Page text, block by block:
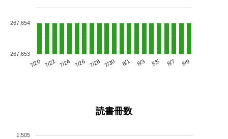
7/20 7/22 7/24 7/26 7/28 7/30 8/1 8/3 8/5 8/7 8/9
267,653
267,654
読書冊数
1,505